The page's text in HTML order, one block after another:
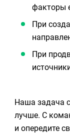
факторы
При
При
Наша задача
лучше. С
и опередите